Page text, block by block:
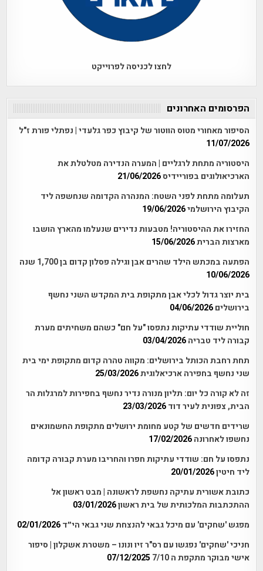
לחצו לכניסה לפרוייקט
הפרסומים האחרונים
הסיפור מאחורי מטוס הווטור של קיבוץ כפר גלעדי | נפתלי פורת ז"ל
11/07/2026
היסטוריה מתחת לרגליים | המערה הנדירה מטלטלת את
הארכיאולוגים בפוריידיס21/06/2026
תעלומה מתחת לפני השטח: המנהרה הקדומה שנחשפה ליד
הקיבוץ הירושלמי19/06/2026
החזירו את ההיסטוריה! מטבעות נדירים שנעלמו מהארץ הושבו
מארצות הברית15/06/2026
הפתעה במכתש הילד שהרים אבן וגילה פסלון קדום בן 1,700 שנה
10/06/2026
בית יוצר גדול לכלי אבן מתקופת בית המקדש השני נחשף
בירושלים 04/06/2026
חוליית שודדי עתיקות נתפסו "על חם" כשהם משחיתים מערת
קבורה ליד טבריה 03/04/2026
תחת רחבת הכותל בירושלים: מקווה טהרה קדום מתקופת ימי בית
שני נחשף בחפירה ארכיאלוגית25/03/2026
זה לא קורה כל יום: תליון מנורה נדיר נחשף בחפירות למרגלות הר
הבית, צפונית לעיר דוד 23/03/2026
שרידים חדשים של קטע מחומת ירושלים מתקופת החשמונאים
נחשפו לאחרונה 17/02/2026
נתפסו על חם: שודדי עתיקות חפרו והחריבו מערת קבורה קדומה
ליד חיטין20/01/2026
כתובת אשורית עתיקה נחשפת לראשונה | מבט ראשון אל
ההתכתבות המלכותית של בית ראשון03/01/2026
מפגש 'שחקים' עם מיכל גבאי להנצחת שני גבאי הי״ד 02/01/2026
חניכי 'שחקים' נפגשו עם רס"ר זיו ונונו – משטרת אשקלון | סיפור
אישי מבוקר מתקפת ה 7/10
07/12/2025